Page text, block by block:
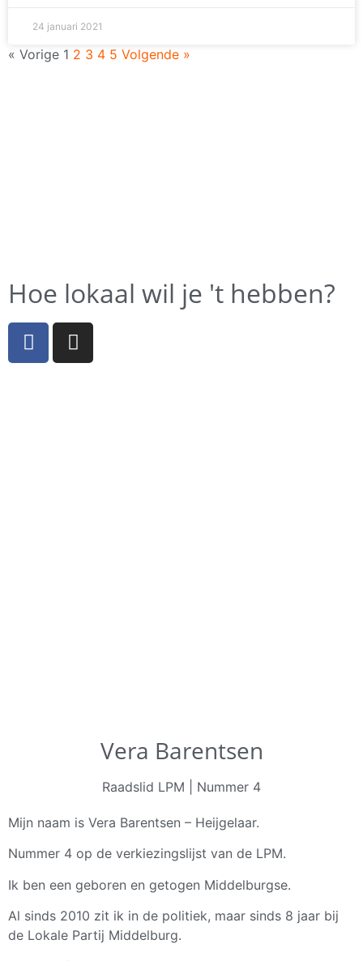
24 januari 2021
« Vorige 1 2 3 4 5 Volgende »
Hoe lokaal wil je 't hebben?
Vera Barentsen
Raadslid LPM | Nummer 4
Mijn naam is Vera Barentsen – Heijgelaar.
Nummer 4 op de verkiezingslijst van de LPM.
Ik ben een geboren en getogen Middelburgse.
Al sinds 2010 zit ik in de politiek, maar sinds 8 jaar bij
de Lokale Partij Middelburg.